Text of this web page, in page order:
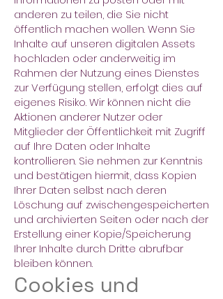
anderen zu teilen, die Sie nicht
öffentlich machen wollen. Wenn Sie
Inhalte auf unseren digitalen Assets
hochladen oder anderweitig im
Rahmen der Nutzung eines Dienstes
zur Verfügung stellen, erfolgt dies auf
eigenes Risiko. Wir können nicht die
Aktionen anderer Nutzer oder
Mitglieder der Öffentlichkeit mit Zugriff
auf Ihre Daten oder Inhalte
kontrollieren. Sie nehmen zur Kenntnis
und bestätigen hiermit, dass Kopien
Ihrer Daten selbst nach deren
Löschung auf zwischengespeicherten
und archivierten Seiten oder nach der
Erstellung einer Kopie/Speicherung
Ihrer Inhalte durch Dritte abrufbar
bleiben können.
Cookies und